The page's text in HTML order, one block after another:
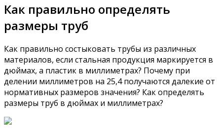
Как правильно определять
размеры труб
Как правильно состыковать трубы из различных
материалов, если стальная продукция маркируется в
дюймах, а пластик в миллиметрах? Почему при
делении миллиметров на 25,4 получаются далекие от
нормативных размеров значения? Как определять
размеры труб в дюймах и миллиметрах?